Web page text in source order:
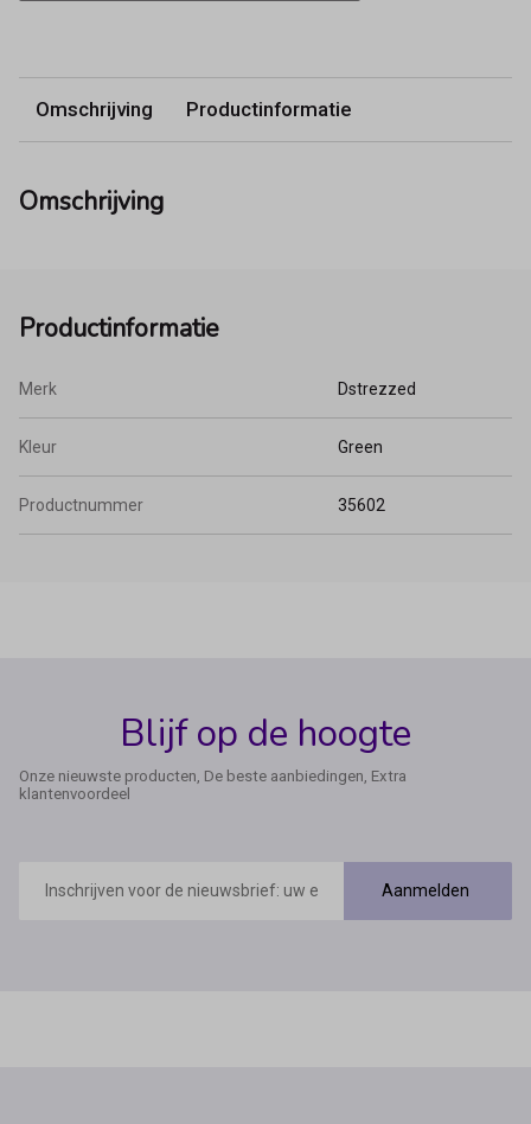
Omschrijving Productinformatie
Omschrijving
Productinformatie
Merk Dstrezzed
Kleur Green
Productnummer 35602
Blijf op de hoogte
Onze nieuwste producten, De beste aanbiedingen, Extra
klantenvoordeel
mailadres
Aanmelden